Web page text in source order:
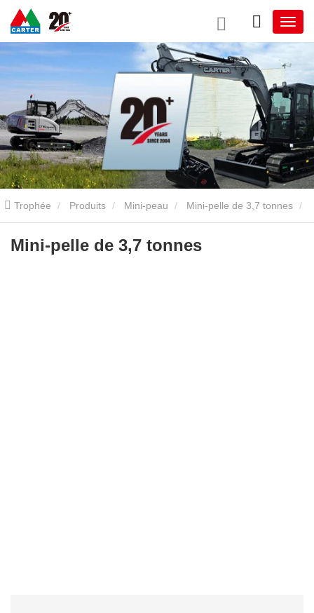
Trophée Produits Mini-peau Mini-pelle de 3,7 tonnes
Mini-pelle de 3,7 tonnes
Mini-pelle de 3,7 tonnes